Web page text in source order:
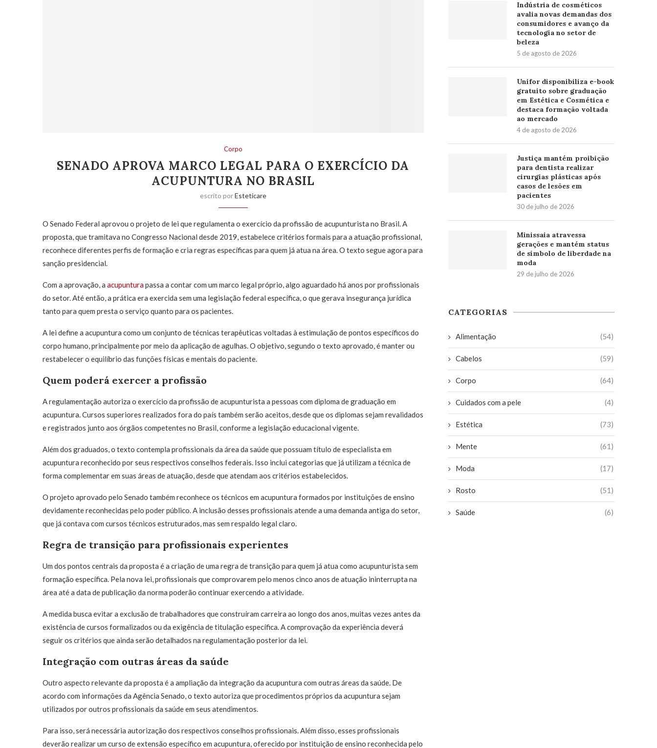
Corpo
SENADO APROVA MARCO LEGAL PARA O EXERCÍCIO DA
ACUPUNTURA NO BRASIL
escrito porEsteticare
O Senado Federal aprovou o projeto de lei que regulamenta o exercício da profissão de acupunturista no Brasil. A
proposta, que tramitava no Congresso Nacional desde 2019, estabelece critérios formais para a atuação profissional,
reconhece diferentes perfis de formação e cria regras específicas para quem já atua na área. O texto segue agora para
sanção presidencial.
Com a aprovação, a acupunturapassa a contar com um marco legal próprio, algo aguardado há anos por profissionais
do setor. Até então, a prática era exercida sem uma legislação federal específica, o que gerava insegurança jurídica
tanto para quem presta o serviço quanto para os pacientes.
A lei define a acupuntura como um conjunto de técnicas terapêuticas voltadas à estimulação de pontos específicos do
corpo humano, principalmente por meio da aplicação de agulhas. O objetivo, segundo o texto aprovado, é manter ou
restabelecer o equilíbrio das funções físicas e mentais do paciente.
Quem poderá exercer a profissão
A regulamentação autoriza o exercício da profissão de acupunturista a pessoas com diploma de graduação em
acupuntura. Cursos superiores realizados fora do país também serão aceitos, desde que os diplomas sejam revalidados
e registrados junto aos órgãos competentes no Brasil, conforme a legislação educacional vigente.
Além dos graduados, o texto contempla profissionais da área da saúde que possuam título de especialista em
acupuntura reconhecido por seus respectivos conselhos federais. Isso inclui categorias que já utilizam a técnica de
forma complementar em suas áreas de atuação, desde que atendam aos critérios estabelecidos.
O projeto aprovado pelo Senado também reconhece os técnicos em acupuntura formados por instituições de ensino
devidamente reconhecidas pelo poder público. A inclusão desses profissionais atende a uma demanda antiga do setor,
que já contava com cursos técnicos estruturados, mas sem respaldo legal claro.
Regra de transição para profissionais experientes
Um dos pontos centrais da proposta é a criação de uma regra de transição para quem já atua como acupunturista sem
formação específica. Pela nova lei, profissionais que comprovarem pelo menos cinco anos de atuação ininterrupta na
área até a data de publicação da norma poderão continuar exercendo a atividade.
A medida busca evitar a exclusão de trabalhadores que construíram carreira ao longo dos anos, muitas vezes antes da
existência de cursos formalizados ou da exigência de titulação específica. A comprovação da experiência deverá
seguir os critérios que ainda serão detalhados na regulamentação posterior da lei.
Integração com outras áreas da saúde
Outro aspecto relevante da proposta é a ampliação da integração da acupuntura com outras áreas da saúde. De
acordo com informações da Agência Senado, o texto autoriza que procedimentos próprios da acupuntura sejam
utilizados por outros profissionais da saúde em seus atendimentos.
Para isso, será necessária autorização dos respectivos conselhos profissionais. Além disso, esses profissionais
deverão realizar um curso de extensão específico em acupuntura, oferecido por instituição de ensino reconhecida pelo
Indústria de cosméticos
avalia novas demandas dos
consumidores e avanço da
tecnologia no setor de
beleza
5 de agosto de 2026
Unifor disponibiliza e-book
gratuito sobre graduação
em Estética e Cosmética e
destaca formação voltada
ao mercado
4 de agosto de 2026
Justiça mantém proibição
para dentista realizar
cirurgias plásticas após
casos de lesões em
pacientes
30 de julho de 2026
Minissaia atravessa
gerações e mantém status
de símbolo de liberdade na
moda
29 de julho de 2026
CATEGORIAS
Alimentação (54)
Cabelos (59)
Corpo (64)
Cuidados com a pele (4)
Estética (73)
Mente (61)
Moda (17)
Rosto (51)
Saúde (6)